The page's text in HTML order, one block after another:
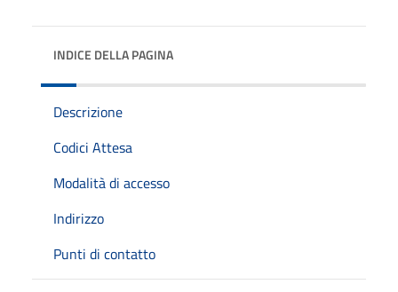
INDICE DELLA PAGINA
Descrizione
Codici Attesa
Modalità di accesso
Indirizzo
Punti di contatto